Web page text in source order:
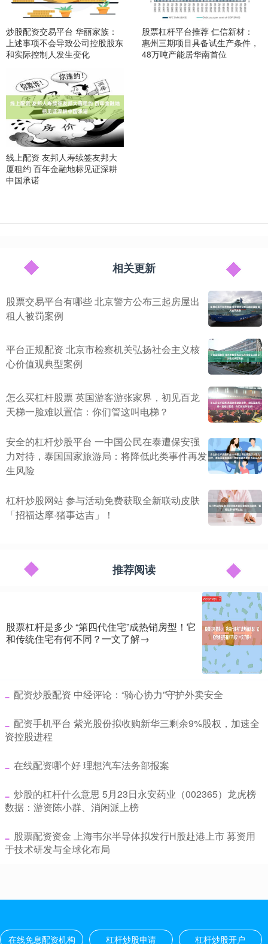
炒股配资交易平台 华丽家族：
上述事项不会导致公司控股股东
和实际控制人发生变化
股票杠杆平台推荐 仁信新材：
惠州三期项目具备试生产条件，
48万吨产能居华南首位
线上配资 友邦人寿续签友邦大
厦租约 百年金融地标见证深耕
中国承诺
相关更新
股票交易平台有哪些 北京警方公布三起房屋出
租人被罚案例
平台正规配资 北京市检察机关弘扬社会主义核
心价值观典型案例
怎么买杠杆股票 英国游客游张家界，初见百龙
天梯一脸难以置信：你们管这叫电梯？
安全的杠杆炒股平台 一中国公民在泰遭保安强
力对待，泰国国家旅游局：将降低此类事件再发
生风险
杠杆炒股网站 参与活动免费获取全新联动皮肤
「招福达摩·猪事达吉」！
推荐阅读
股票杠杆是多少 “第四代住宅”成热销房型！它
和传统住宅有何不同？一文了解→
​配资炒股配资 中经评论：“骑心协力”守护外卖安全
​配资手机平台 紫光股份拟收购新华三剩余9%股权，加速全
资控股进程
​在线配资哪个好 理想汽车法务部报案
​炒股的杠杆什么意思 5月23日永安药业（002365）龙虎榜
数据：游资陈小群、消闲派上榜
​股票配资资金 上海韦尔半导体拟发行H股赴港上市 募资用
于技术研发与全球化布局
在线免息配资机构 杠杆炒股申请 杠杆炒股开户